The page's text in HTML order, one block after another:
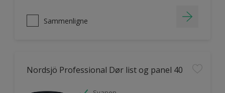
Sammenligne
Nordsjö Professional Dør list og panel 40